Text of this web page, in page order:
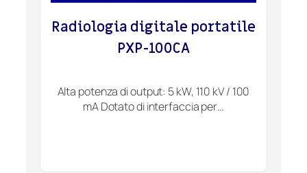
Radiologia digitale portatile
PXP-100CA
Alta potenza di output: 5 kW, 110 kV / 100
mA Dotato di interfaccia per…